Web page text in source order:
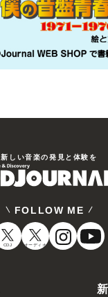
新しい⾳楽の発⾒と体験を
FOLLOW ME
CDJ オーディオ